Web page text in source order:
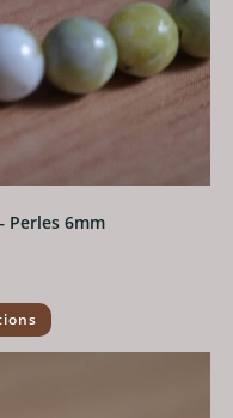
Perles 6mm
Ce
produit
plusieurs